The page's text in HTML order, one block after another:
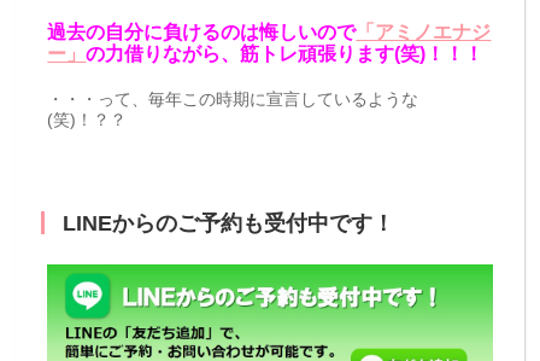
過去の自分に負けるのは悔しいので「アミノエナジ
ー」の力借りながら、筋トレ頑張ります(笑)！！！
・・・って、毎年この時期に宣言しているような
(笑)！？？
LINEからのご予約も受付中です！